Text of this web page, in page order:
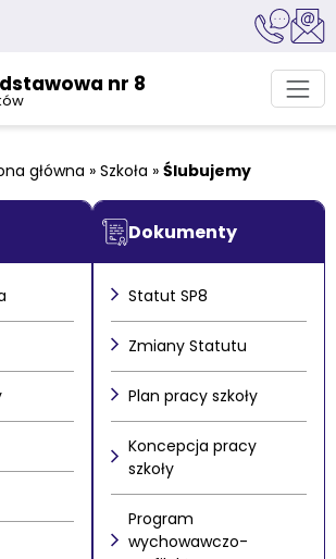
nr 8
główna » Szkoła » Ślubujemy
Dokumenty
Statut SP8
Zmiany Statutu
Plan pracy szkoły
Koncepcja pracy
szkoły
Program
wychowawczo-